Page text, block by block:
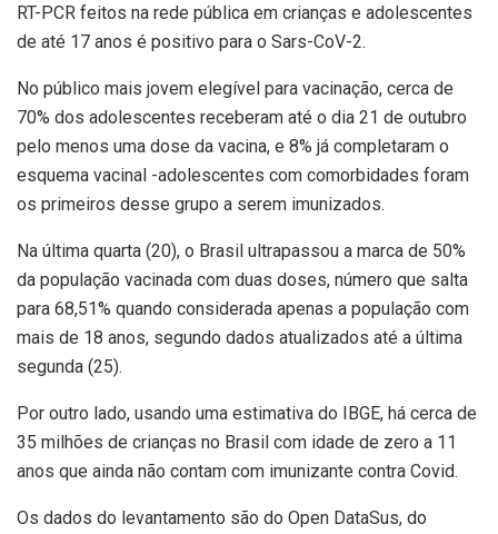
RT-PCR feitos na rede pública em crianças e adolescentes
de até 17 anos é positivo para o Sars-CoV-2.
No público mais jovem elegível para vacinação, cerca de
70% dos adolescentes receberam até o dia 21 de outubro
pelo menos uma dose da vacina, e 8% já completaram o
esquema vacinal -adolescentes com comorbidades foram
os primeiros desse grupo a serem imunizados.
Na última quarta (20), o Brasil ultrapassou a marca de 50%
da população vacinada com duas doses, número que salta
para 68,51% quando considerada apenas a população com
mais de 18 anos, segundo dados atualizados até a última
segunda (25).
Por outro lado, usando uma estimativa do IBGE, há cerca de
35 milhões de crianças no Brasil com idade de zero a 11
anos que ainda não contam com imunizante contra Covid.
Os dados do levantamento são do Open DataSus, do